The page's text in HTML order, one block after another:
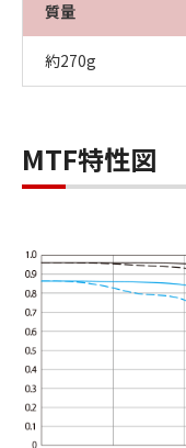
質量
約270g
MTF特性図